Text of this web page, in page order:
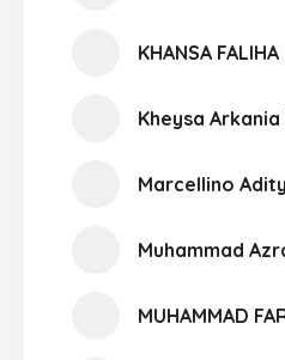
KHANSA FALIHA
Kheysa
Marcellino
Muhammad
MUHAMMAD